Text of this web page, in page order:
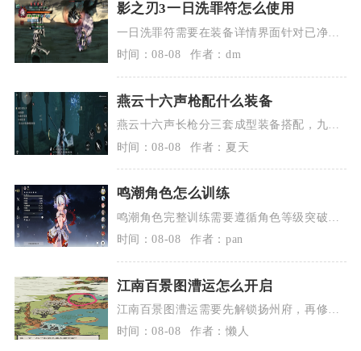
影之刃3一日洗罪符怎么使用
一日洗罪符需要在装备详情界面针对已净化
完成的罪业装备使用，消耗后24小时内屏蔽
装...
时间：08-08 作者：dm
燕云十六声枪配什么装备
燕云十六声长枪分三套成型装备搭配，九曲
惊神枪单刷竞速用飞隼四件配御无缺四件，
无名...
时间：08-08 作者：夏天
鸣潮角色怎么训练
鸣潮角色完整训练需要遵循角色等级突破、
武器养成、技能定向加点、声骸筛选强化、
实战...
时间：08-08 作者：pan
江南百景图漕运怎么开启
江南百景图漕运需要先解锁扬州府，再修复
扬州府城内的漕运码头废墟即可正式开启漕
运玩...
时间：08-08 作者：懒人